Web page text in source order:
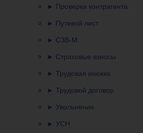
► Проверка контрагента
► Путевой лист
► СЗВ-М
► Страховые взносы
► Трудовая книжка
► Трудовой договор
► Увольнение
► УСН